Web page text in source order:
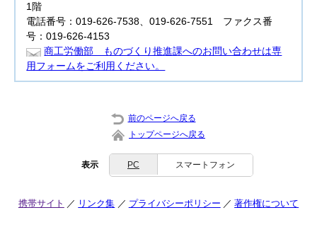
1階
電話番号：019-626-7538、019-626-7551 ファクス番
号：019-626-4153
商工労働部 ものづくり推進課へのお問い合わせは専
用フォームをご利用ください。
前のページへ戻る
トップページへ戻る
表示 PC スマートフォン
携帯サイト リンク集 プライバシーポリシー 著作権について